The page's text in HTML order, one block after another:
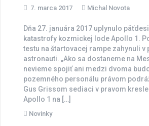
7. marca 2017 Michal Novota
Dňa 27. januára 2017 uplynulo
katastrofy kozmickej lode Apollo 1.
testu na štartovacej rampe zahynuli v
astronauti. „Ako sa dostaneme na
nevieme spojiť ani medzi dvoma
pozemného personálu právom
Gus Grissom sediaci v pravom
Apollo 1 na […]
Novinky